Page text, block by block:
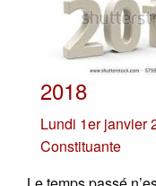
2018
Lundi 1er janvier
Constituante